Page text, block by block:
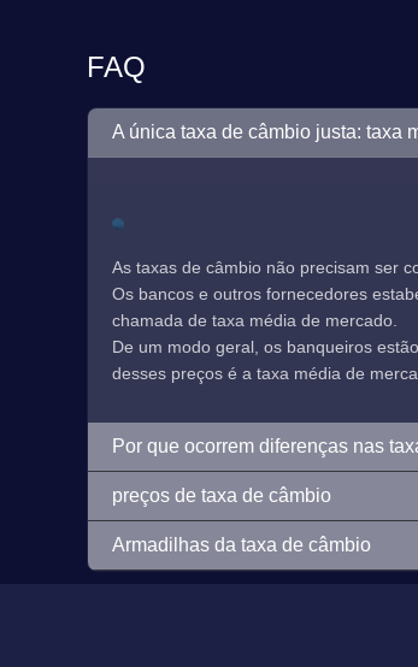
FAQ
A única taxa de câmbio justa: taxa
As taxas de câmbio não precisam ser
Os bancos e outros fornecedores
chamada de taxa média de mercado.
De um modo geral, os banqueiros
desses preços é a taxa média de
Por que ocorrem diferenças nas
preços de taxa de câmbio
Armadilhas da taxa de câmbio